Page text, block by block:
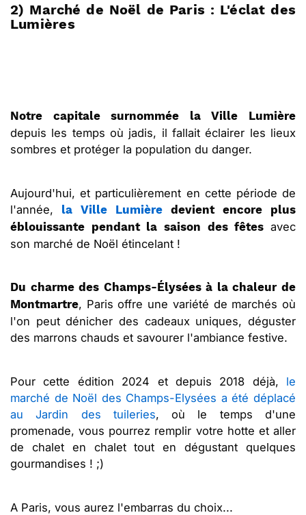
2) Marché de Noël de Paris : L'éclat des
Lumières
Notre capitale surnommée la Ville Lumière
depuis les temps où jadis, il fallait éclairer les lieux
sombres et protéger la population du danger.
Aujourd'hui, et particulièrement en cette période de
l'année, la Ville Lumière devient encore plus
éblouissante pendant la saison des fêtes avec
son marché de Noël étincelant !
Du charme des Champs-Élysées à la chaleur de
Montmartre, Paris offre une variété de marchés où
l'on peut dénicher des cadeaux uniques, déguster
des marrons chauds et savourer l'ambiance festive.
Pour cette édition 2024 et depuis 2018 déjà, le
marché de Noël des Champs-Elysées a été déplacé
au Jardin des tuileries, où le temps d'une
promenade, vous pourrez remplir votre hotte et aller
de chalet en chalet tout en dégustant quelques
gourmandises ! ;)
A Paris, vous aurez l'embarras du choix...